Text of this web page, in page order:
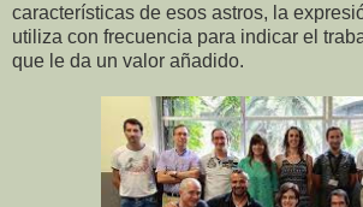
características de esos astros, la
utiliza con frecuencia para indicar el
que le da un valor añadido.